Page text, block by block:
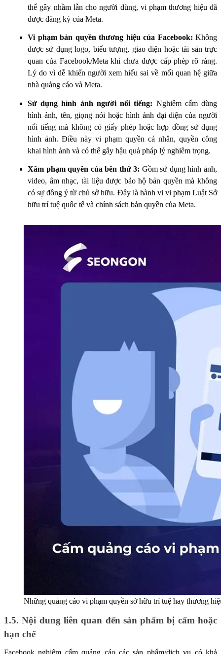
thể gây nhầm lẫn cho người dùng, vi phạm thương hiệu đã
được đăng ký của Meta.
Vi phạm bản quyền thương hiệu của Facebook: Không
được sử dụng logo, biểu tượng, giao diện hoặc tài sản trực
quan của Facebook/Meta khi chưa được cấp phép rõ ràng.
Lý do vì dễ khiến người xem hiểu sai về mối quan hệ giữa
nhà quảng cáo và Meta.
Sử dụng hình ảnh người nổi tiếng: Nghiêm cấm dùng
hình ảnh, tên, giọng nói hoặc hình ảnh đại diện của người
nổi tiếng mà không có giấy phép hoặc hợp đồng sử dụng
hình ảnh. Điều này vi phạm quyền cá nhân, quyền công
khai hình ảnh và có thể gây hậu quả pháp lý nghiêm trọng.
Xâm phạm quyền của bên thứ 3: Gồm sử dụng hình ảnh,
video, âm nhạc, tài liệu được bảo hộ bản quyền mà không
có sự đồng ý từ chủ sở hữu. Đây là hành vi vi phạm Luật Sở
hữu trí tuệ quốc tế và chính sách bản quyền của Meta.
Những quảng cáo vi phạm quyền sở hữu trí tuệ hay thương
1.5. Nội dung liên quan đến sản phẩm bị cấm hoặc
hạn chế
Facebook nghiêm cấm quảng cáo các sản phẩm/dịch vụ có khả